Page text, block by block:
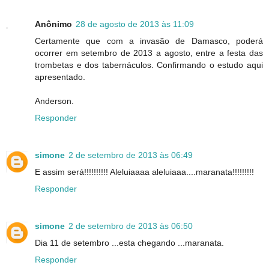
Anônimo 28 de agosto de 2013 às 11:09
Certamente que com a invasão de Damasco, poderá
ocorrer em setembro de 2013 a agosto, entre a festa das
trombetas e dos tabernáculos. Confirmando o estudo aqui
apresentado.
Anderson.
Responder
simone 2 de setembro de 2013 às 06:49
E assim será!!!!!!!!!! Aleluiaaaa aleluiaaa....maranata!!!!!!!!!
Responder
simone 2 de setembro de 2013 às 06:50
Dia 11 de setembro ...esta chegando ...maranata.
Responder